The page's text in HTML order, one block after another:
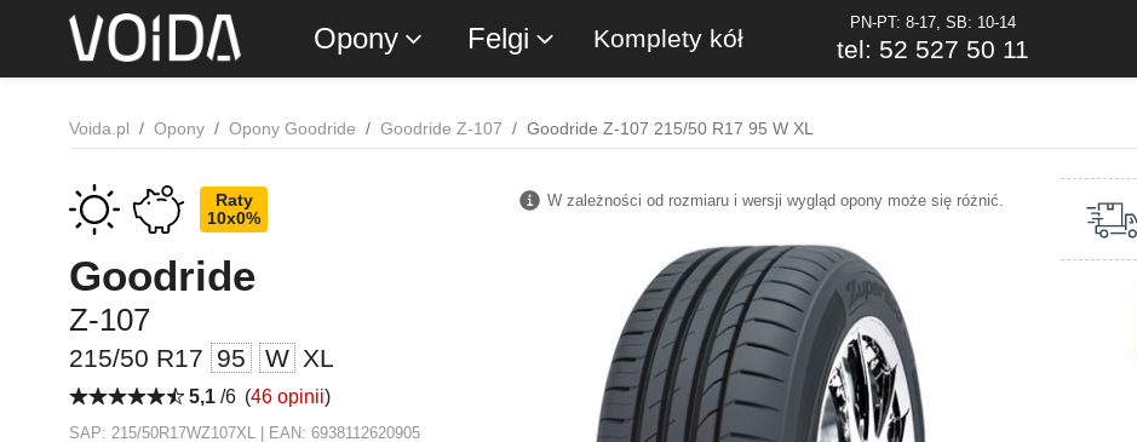
Opony Felgi Komplety kół
PN-PT: 8-17, SB: 10-14
tel: 52 527 50 11
Voida.pl Opony Opony Goodride Goodride Z-107 Goodride Z-107 215/50 R17 95 W XL
Raty
10x0%
Goodride
Z-107
215/50 R17 95 W XL
5,1 /6 (46 opinii)
SAP: 215/50R17WZ107XL | EAN: 6938112620905
W zależności od rozmiaru i wersji wygląd opony może się różnić.